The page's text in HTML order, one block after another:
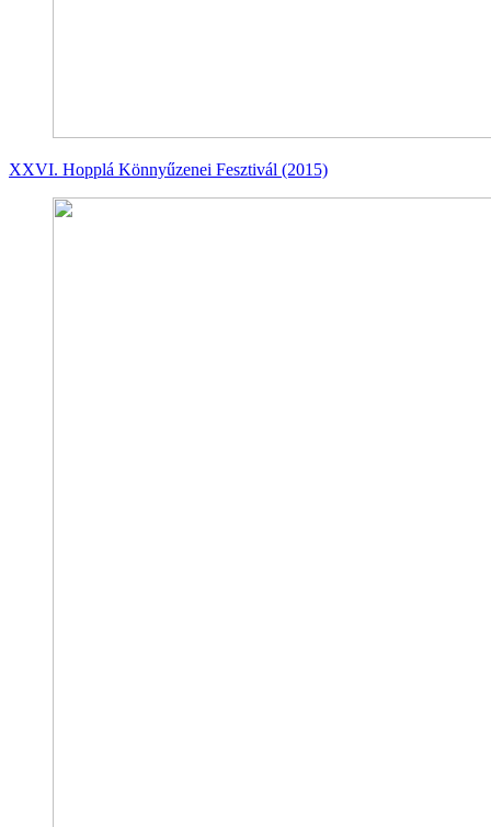
XXVI. Hopplá Könnyűzenei Fesztivál (2015)